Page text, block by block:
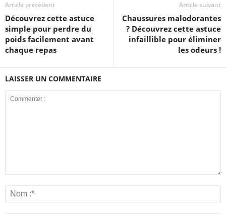
Article précédent
Découvrez cette astuce
simple pour perdre du
poids facilement avant
chaque repas
Article suivant
Chaussures malodorantes
? Découvrez cette astuce
infaillible pour éliminer
les odeurs !
LAISSER UN COMMENTAIRE